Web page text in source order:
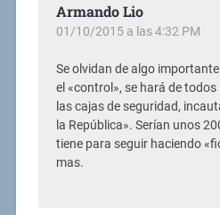
Armando Lio
01/10/2015 a las 4:32 PM
Se olvidan de algo
el «control», se hará de
las cajas de seguridad,
la República». Serían unos
tiene para seguir haciendo
mas.